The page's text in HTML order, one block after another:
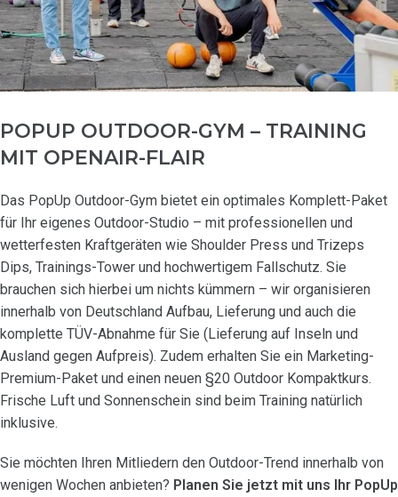
POPUP OUTDOOR-GYM – TRAINING
MIT OPENAIR-FLAIR
Das PopUp Outdoor-Gym bietet ein optimales Komplett-Paket
für Ihr eigenes Outdoor-Studio – mit professionellen und
wetterfesten Kraftgeräten wie Shoulder Press und Trizeps
Dips, Trainings-Tower und hochwertigem Fallschutz. Sie
brauchen sich hierbei um nichts kümmern – wir organisieren
innerhalb von Deutschland Aufbau, Lieferung und auch die
komplette TÜV-Abnahme für Sie (Lieferung auf Inseln und
Ausland gegen Aufpreis). Zudem erhalten Sie ein Marketing-
Premium-Paket und einen neuen §20 Outdoor Kompaktkurs.
Frische Luft und Sonnenschein sind beim Training natürlich
inklusive.
Sie möchten Ihren Mitliedern den Outdoor-Trend innerhalb von
wenigen Wochen anbieten? Planen Sie jetzt mit uns Ihr PopUp